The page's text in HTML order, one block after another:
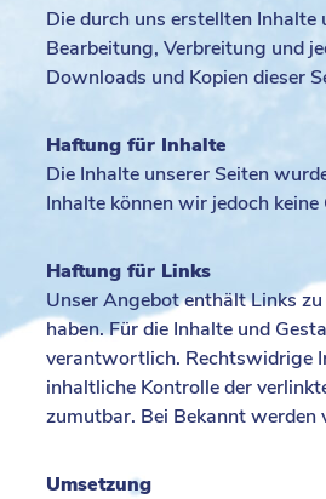
Die durch uns erstellten
Bearbeitung, Verbreitung und
Downloads und Kopien dieser
Haftung für Inhalte
Die Inhalte unserer Seiten
Inhalte können wir jedoch
Haftung für Links
Unser Angebot enthält Links
haben. Für die Inhalte und
verantwortlich. Rechtswidrige
inhaltliche Kontrolle der
zumutbar. Bei Bekannt
Umsetzung